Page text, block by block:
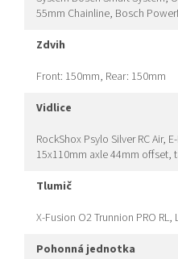
55mm Chainline, Bosch
zdvih
Front: 150mm, Rear: 150mm
vidlice
RockShox Psylo Silver RC Air,
15x110mm axle 44mm offset,
tlumič
X-Fusion O2 Trunnion PRO
pohonná jednotka